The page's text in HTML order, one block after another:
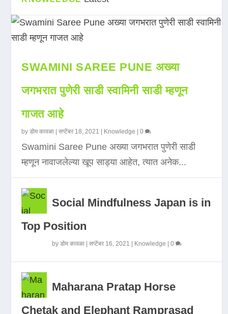
SWAMINI SAREE PUNE अख्या
जगभरात पुणेरी साडी स्वामिनी साडी म्हणून
गाजत आहे
byडोम कावळा |सप्टेंबर 18, 2021 Knowledge |0
Swamini Saree Pune अख्या जगभरात पुणेरी साडी
म्हणून नावाजलेल्या खूप साड्या आहेत, त्यात अनेक...
Social Mindfulness Japan is in
Top Position
byडोम कावळा |सप्टेंबर 16, 2021 Knowledge |0
Maharana Pratap Horse
Chetak and Elephant Ramprasad